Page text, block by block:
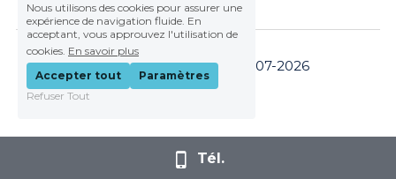
CGV - Keep Contact © 2007-2026
Tél.
Nous utilisons des cookies pour assurer une
expérience de navigation fluide. En
acceptant, vous approuvez l'utilisation de
cookies. En savoir plus
Accepter tout
Paramètres
Refuser Tout